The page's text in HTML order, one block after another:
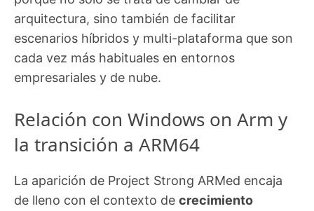
arquitectura, sino también de facilitar
escenarios híbridos y multi-plataforma que son
cada vez más habituales en entornos
empresariales y de nube.
Relación con Windows on Arm y
la transición a ARM64
La aparición de Project Strong ARMed encaja
de lleno con el contexto de crecimiento